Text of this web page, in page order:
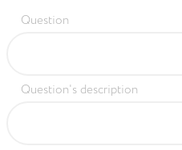
Question
Question's description